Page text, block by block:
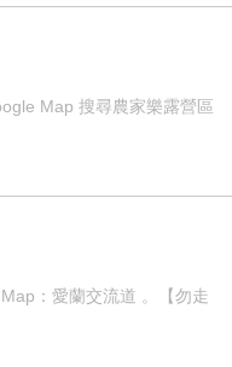
Map 搜尋農家樂露營區
：愛蘭交流道 。【勿走